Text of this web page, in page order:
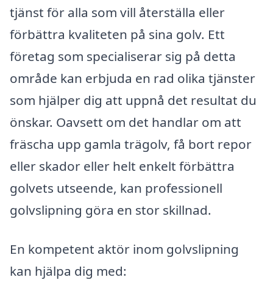
tjänst för alla som vill återställa eller
förbättra kvaliteten på sina golv. Ett
företag som specialiserar sig på detta
område kan erbjuda en rad olika tjänster
som hjälper dig att uppnå det resultat du
önskar. Oavsett om det handlar om att
fräscha upp gamla trägolv, få bort repor
eller skador eller helt enkelt förbättra
golvets utseende, kan professionell
golvslipning göra en stor skillnad.
En kompetent aktör inom golvslipning
kan hjälpa dig med: